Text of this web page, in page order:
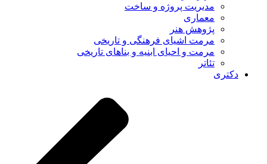
مدیریت پروژه و ساخت
معماری
پژوهش هنر
مرمت اشیای فرهنگی و تاریخی
مرمت و احیای ابنیه و بناهای تاریخی
تئاتر
دکتری